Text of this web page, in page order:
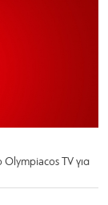
TV για